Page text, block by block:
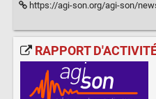
https://agi-son.org/agi-son/news-1/
RAPPORT